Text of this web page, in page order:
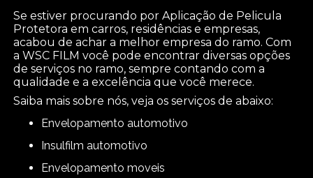
Se estiver procurando por Aplicação de Pelicula
Protetora em carros, residências e empresas,
acabou de achar a melhor empresa do ramo. Com
a WSC FILM você pode encontrar diversas opções
de serviços no ramo, sempre contando com a
qualidade e a excelência que você merece.
Saiba mais sobre nós, veja os serviços de abaixo:
envelopamento automotivo
insulfilm automotivo
envelopamento moveis